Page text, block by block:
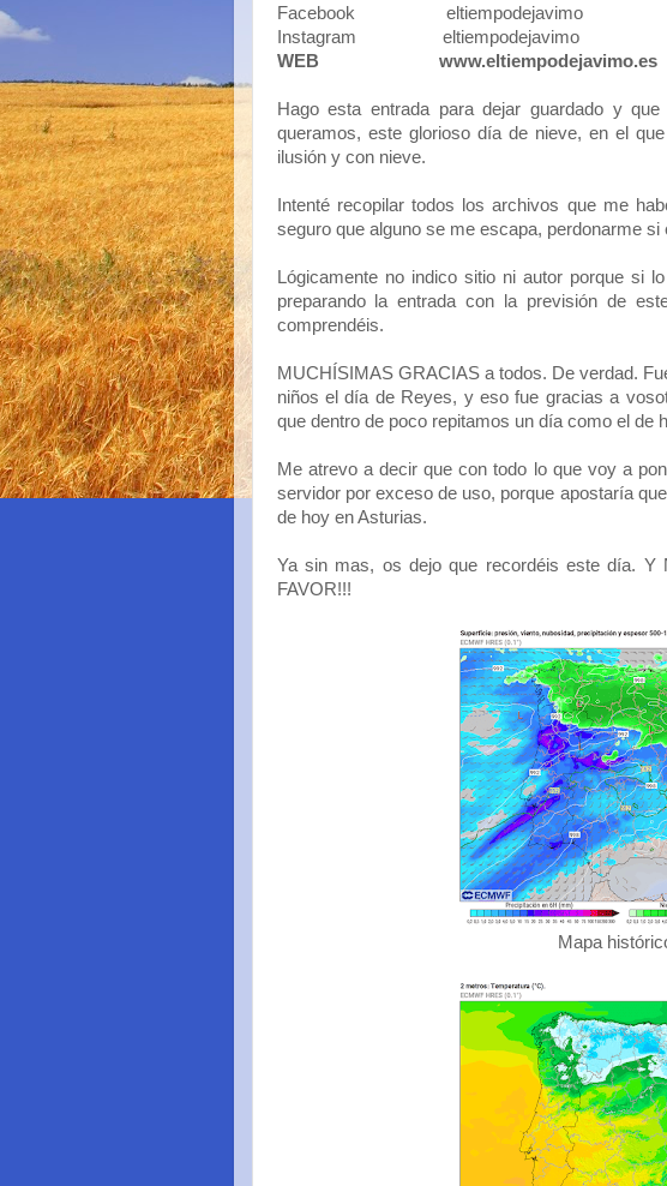
Facebook eltiempodejavimo
Instagram eltiempodejavimo
WEB
www.eltiempodejavimo.es
Hago esta entrada para dejar guardado y
queramos, este glorioso día de nieve, en el
ilusión y con nieve.
Intenté recopilar todos los archivos que me
seguro que alguno se me escapa, perdonarme
Lógicamente no indico sitio ni autor porque si
preparando la entrada con la previsión de
comprendéis.
MUCHÍSIMAS GRACIAS a todos. De verdad.
niños el día de Reyes, y eso fue gracias a
que dentro de poco repitamos un día como el de
Me atrevo a decir que con todo lo que voy a
servidor por exceso de uso, porque apostaría
de hoy en Asturias.
Ya sin mas, os dejo que recordéis este día.
FAVOR!!!
Mapa